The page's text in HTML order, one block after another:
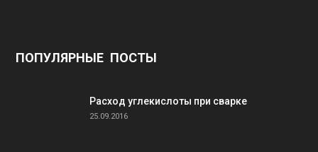
ПОПУЛЯРНЫЕ ПОСТЫ
Расход углекислоты при сварке
25.09.2016